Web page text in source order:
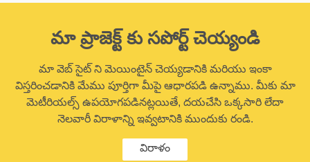
మా ప్రాజెక్ట్ కు సపోర్ట్ చెయ్యండి
మా వెబ్ సైట్ ని మెయింటైన్ చెయ్యడానికి మరియు ఇంకా
విస్తరించడానికి మేము పూర్తిగా మీపై ఆధారపడి ఉన్నాము. మీకు మా
మెటీరియల్స్ ఉపయోగపడినట్లయితే, దయచేసి ఒక్కసారి లేదా
నెలవారీ విరాళాన్ని ఇవ్వటానికి ముందుకు రండి.
విరాళం